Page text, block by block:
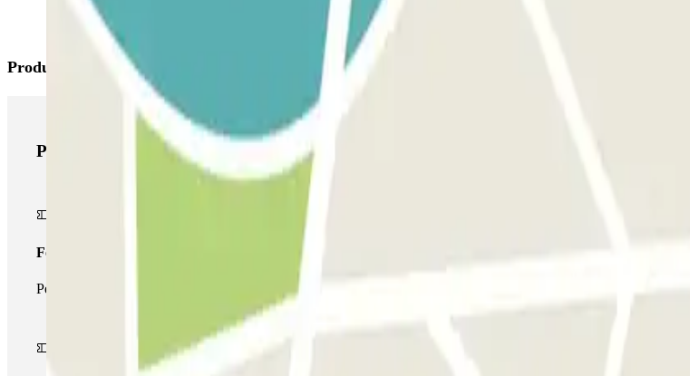
Produits Parclick
Produits Parclick
Forfait Simple
Pendant votre séjour, vous ne pourrez entrer et sortir du parking qu'une seule fois